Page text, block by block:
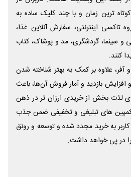
ترین زمان و با چند کلیک ساده به
تاکسی اینترنتی، سفارش آنلاین غذا،
و سینما، گردشگری، مد و پوشاک، کتاب
کنند.
آفر، علاوه بر کمک به بهتر شناخته شدن
بازدید و آمار فروش آن‌ها، باعث
لذت بخش از خریدی ارزان تر در ذهن
های تبلیغی و تخفیفی ضمن جذب
به خرید مجدد شده و توسعه و رونق
در پی خواهد داشت.